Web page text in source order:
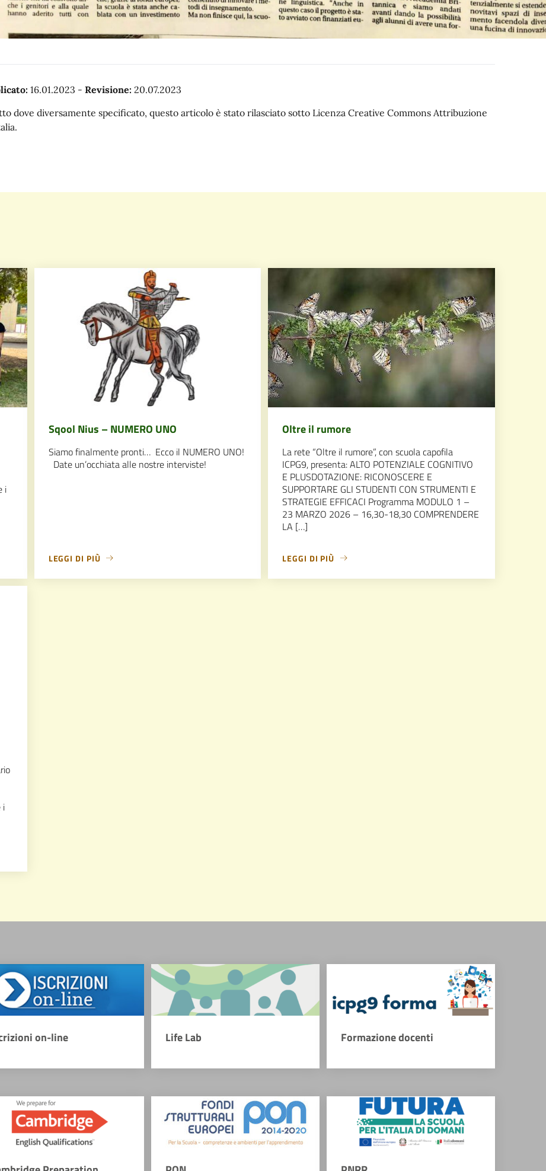
16.01.2023 - Revisione: 20.07.2023
dove diversamente specificato, questo articolo è stato rilasciato sotto Licenza Creative Commons Attribuzione
i
Sqool Nius – NUMERO UNO
Siamo finalmente pronti… Ecco il NUMERO UNO!
Date un’occhiata alle nostre interviste!
LEGGI DI PIÙ
Oltre il rumore
La rete “Oltre il rumore”, con scuola capofila
ICPG9, presenta: ALTO POTENZIALE COGNITIVO
E PLUSDOTAZIONE: RICONOSCERE E
SUPPORTARE GLI STUDENTI CON STRUMENTI E
STRATEGIE EFFICACI Programma MODULO 1 –
23 MARZO 2026 – 16,30-18,30 COMPRENDERE
LA […]
LEGGI DI PIÙ
i
on-line Life Lab Formazione docenti